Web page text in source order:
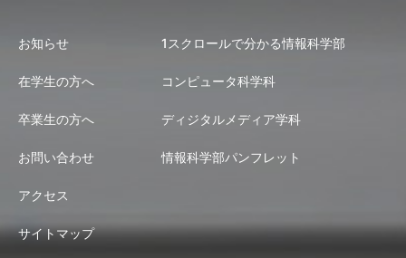
お知らせ
在学生の方へ
卒業生の方へ
お問い合わせ
アクセス
サイトマップ
1スクロールで分かる情報科学部
コンピュータ科学科
ディジタルメディア学科
情報科学部パンフレット